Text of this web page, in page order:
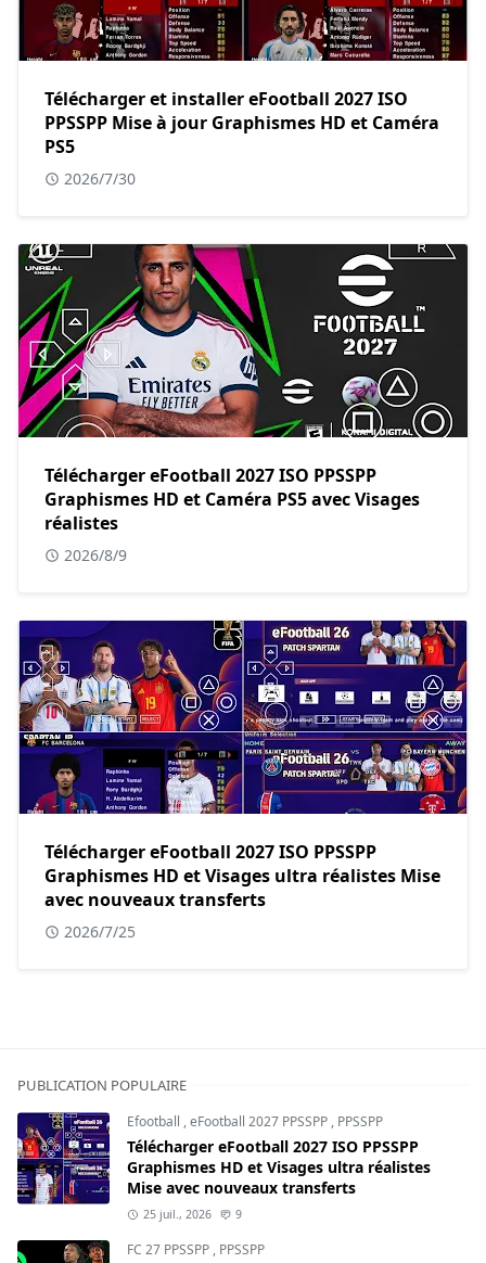
Télécharger et installer eFootball 2027 ISO
PPSSPP Mise à jour Graphismes HD et Caméra
PS5
2026/7/30
Télécharger eFootball 2027 ISO PPSSPP
Graphismes HD et Caméra PS5 avec Visages
réalistes
2026/8/9
Télécharger eFootball 2027 ISO PPSSPP
Graphismes HD et Visages ultra réalistes Mise
avec nouveaux transferts
2026/7/25
PUBLICATION POPULAIRE
Efootball ,eFootball 2027 PPSSPP , PPSSPP
Télécharger eFootball 2027 ISO PPSSPP
Graphismes HD et Visages ultra réalistes
Mise avec nouveaux transferts
25 juil., 2026 9
FC 27 PPSSPP , PPSSPP